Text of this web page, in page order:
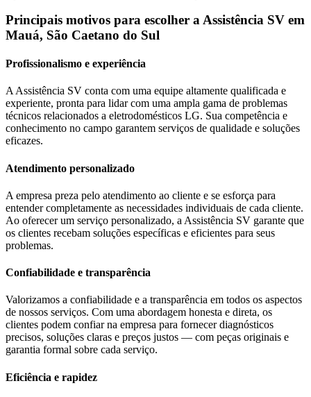
Principais motivos para escolher a Assistência SV em
Mauá, São Caetano do Sul
Profissionalismo e experiência
A Assistência SV conta com uma equipe altamente qualificada e
experiente, pronta para lidar com uma ampla gama de problemas
técnicos relacionados a eletrodomésticos LG. Sua competência e
conhecimento no campo garantem serviços de qualidade e soluções
eficazes.
Atendimento personalizado
A empresa preza pelo atendimento ao cliente e se esforça para
entender completamente as necessidades individuais de cada cliente.
Ao oferecer um serviço personalizado, a Assistência SV garante que
os clientes recebam soluções específicas e eficientes para seus
problemas.
Confiabilidade e transparência
Valorizamos a confiabilidade e a transparência em todos os aspectos
de nossos serviços. Com uma abordagem honesta e direta, os
clientes podem confiar na empresa para fornecer diagnósticos
precisos, soluções claras e preços justos — com peças originais e
garantia formal sobre cada serviço.
Eficiência e rapidez